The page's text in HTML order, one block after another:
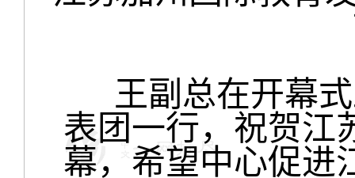
王副总在开幕式
表团一行，祝贺江
幕，希望中心促进